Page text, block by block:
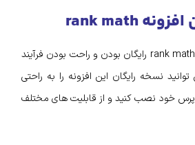
مهم ترین ویژگی افزونه rank math رایگان بودن و راحت بودن فرآیند
نسخه رایگان این افزونه را به راحتی
خود نصب کنید و از قابلیت های مختلف